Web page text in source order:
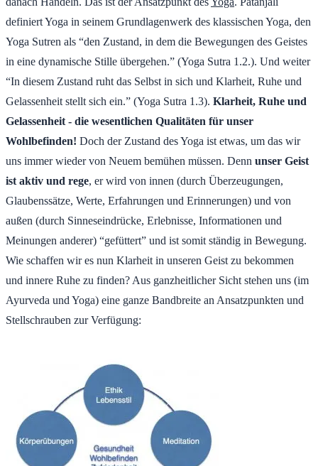
definiert Yoga in seinem Grundlagenwerk des klassischen Yoga, den
Yoga Sutren als “den Zustand, in dem die Bewegungen des Geistes
in eine dynamische Stille übergehen.” (Yoga Sutra 1.2.). Und weiter
“In diesem Zustand ruht das Selbst in sich und Klarheit, Ruhe und
Gelassenheit stellt sich ein.” (Yoga Sutra 1.3). Klarheit, Ruhe und
Gelassenheit - die wesentlichen Qualitäten für unser
Wohlbefinden! Doch der Zustand des Yoga ist etwas, um das wir
uns immer wieder von Neuem bemühen müssen. Denn unser Geist
ist aktiv und rege, er wird von innen (durch Überzeugungen,
Glaubenssätze, Werte, Erfahrungen und Erinnerungen) und von
außen (durch Sinneseindrücke, Erlebnisse, Informationen und
Meinungen anderer) “gefüttert” und ist somit ständig in Bewegung.
Wie schaffen wir es nun Klarheit in unseren Geist zu bekommen
und innere Ruhe zu finden? Aus ganzheitlicher Sicht stehen uns (im
Ayurveda und Yoga) eine ganze Bandbreite an Ansatzpunkten und
Stellschrauben zur Verfügung: